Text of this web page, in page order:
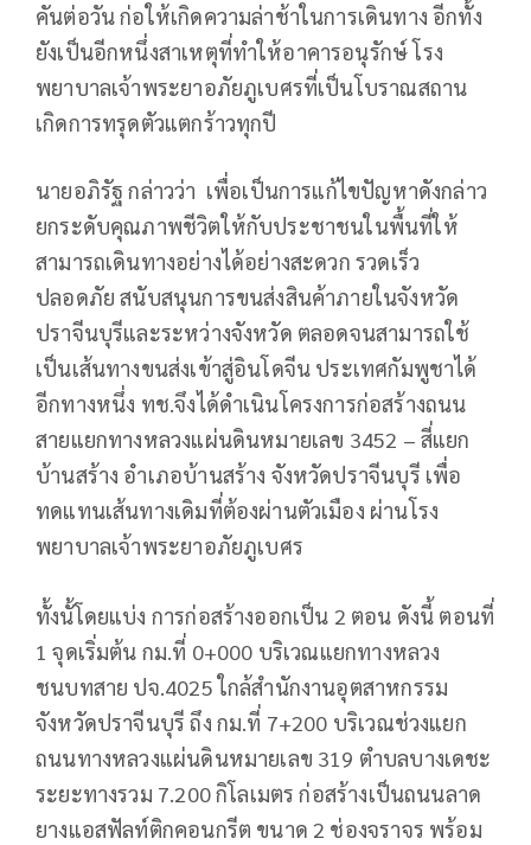
คันต่อวัน ก่อให้เกิดความล่าช้าในการเดินทาง อีกทั้ง
ยังเป็นอีกหนึ่งสาเหตุที่ทำให้อาคารอนุรักษ์ โรง
พยาบาลเจ้าพระยาอภัยภูเบศรที่เป็นโบราณสถาน
เกิดการทรุดตัวแตกร้าวทุกปี
นายอภิรัฐ กล่าวว่า เพื่อเป็นการแก้ไขปัญหาดังกล่าว
ยกระดับคุณภาพชีวิตให้กับประชาชนในพื้นที่ให้
สามารถเดินทางอย่างได้อย่างสะดวก รวดเร็ว
ปลอดภัย สนับสนุนการขนส่งสินค้าภายในจังหวัด
ปราจีนบุรีและระหว่างจังหวัด ตลอดจนสามารถใช้
เป็นเส้นทางขนส่งเข้าสู่อินโดจีน ประเทศกัมพูชาได้
อีกทางหนึ่ง ทช.จึงได้ดำเนินโครงการก่อสร้างถนน
สายแยกทางหลวงแผ่นดินหมายเลข 3452 – สี่แยก
บ้านสร้าง อำเภอบ้านสร้าง จังหวัดปราจีนบุรี เพื่อ
ทดแทนเส้นทางเดิมที่ต้องผ่านตัวเมือง ผ่านโรง
พยาบาลเจ้าพระยาอภัยภูเบศร
ทั้งนั้โดยแบ่ง การก่อสร้างออกเป็น 2 ตอน ดังนี้ ตอนที่
1 จุดเริ่มต้น กม.ที่ 0+000 บริเวณแยกทางหลวง
ชนบทสาย ปจ.4025 ใกล้สำนักงานอุตสาหกรรม
จังหวัดปราจีนบุรี ถึง กม.ที่ 7+200 บริเวณช่วงแยก
ถนนทางหลวงแผ่นดินหมายเลข 319 ตำบลบางเดชะ
ระยะทางรวม 7.200 กิโลเมตร ก่อสร้างเป็นถนนลาด
ยางแอสฟัลท์ติกคอนกรีต ขนาด 2 ช่องจราจร พร้อม